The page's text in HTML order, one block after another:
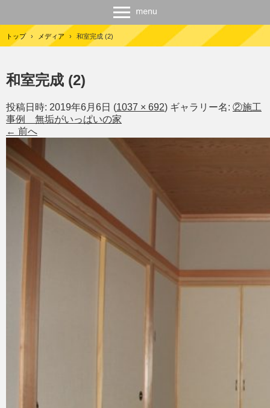
トップ › メディア › 和室完成 (2)
和室完成 (2)
投稿日時: 2019年6月6日 (1037 × 692) ギャラリー名: ②施工
事例 無垢がいっぱいの家
← 前へ